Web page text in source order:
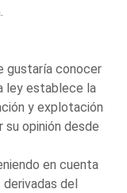
gustaría conocer
ley establece la
y explotación
su opinión desde
en cuenta
derivadas del